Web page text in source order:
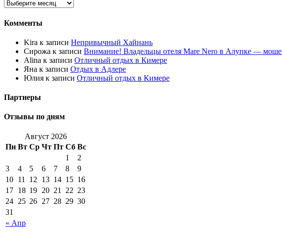
Комменты
Kira к записи Непривычный Хайнань
Сирожа к записи Внимание! Владельцы отеля Mare Nero в Алупке —
Alina к записи Отличный отдых в Кимере
Яна к записи Отдых в Адлере
Юлия к записи Отличный отдых в Кимере
Партнеры
Отзывы по дням
Август 2026
Пн Вт Ср Чт Пт Сб Вс
« Апр
1
2
3
4 5 6 7 8
9
10 11 12 13 14 15 16
17 18 19 20 21 22 23
24 25 26 27 28 29 30
31